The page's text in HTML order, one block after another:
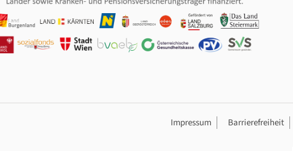
Footer Navigation
Impressum Barrierefreiheit